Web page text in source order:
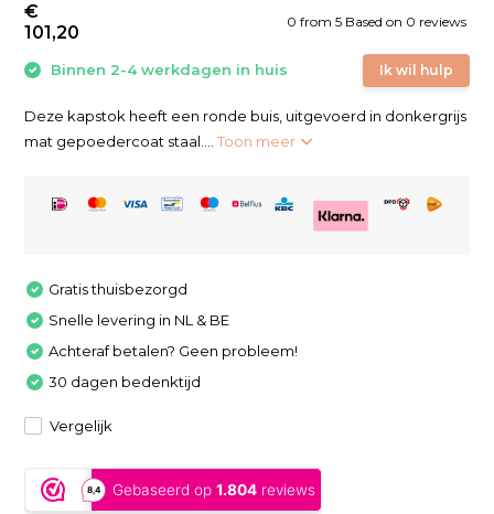
0 from 5 Based on 0 reviews
Ik wil hulp
€
101,20
Binnen 2-4 werkdagen in huis
Deze kapstok heeft een ronde buis, uitgevoerd in donkergrijs
mat gepoedercoat staal....Toon meer
Gratis thuisbezorgd
Snelle levering in NL & BE
Achteraf betalen? Geen probleem!
30 dagen bedenktijd
Vergelijk